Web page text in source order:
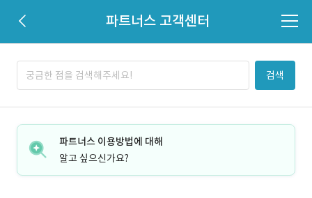
파트너스 고객센터
검색
파트너스 이용방법에 대해
알고 싶으신가요?